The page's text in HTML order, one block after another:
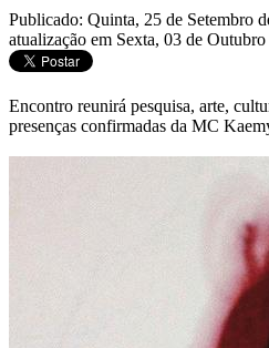
Publicado: Quinta, 25 de Setembro
atualização em Sexta, 03 de
Encontro reunirá pesquisa, arte,
presenças confirmadas da MC